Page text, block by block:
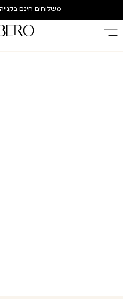
משלוחים חינם בקנייה